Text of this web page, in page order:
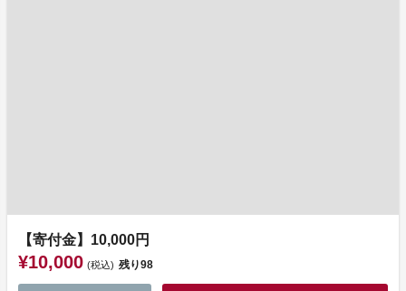
【寄付金】10,000円
¥10,000 (税込) 残り98